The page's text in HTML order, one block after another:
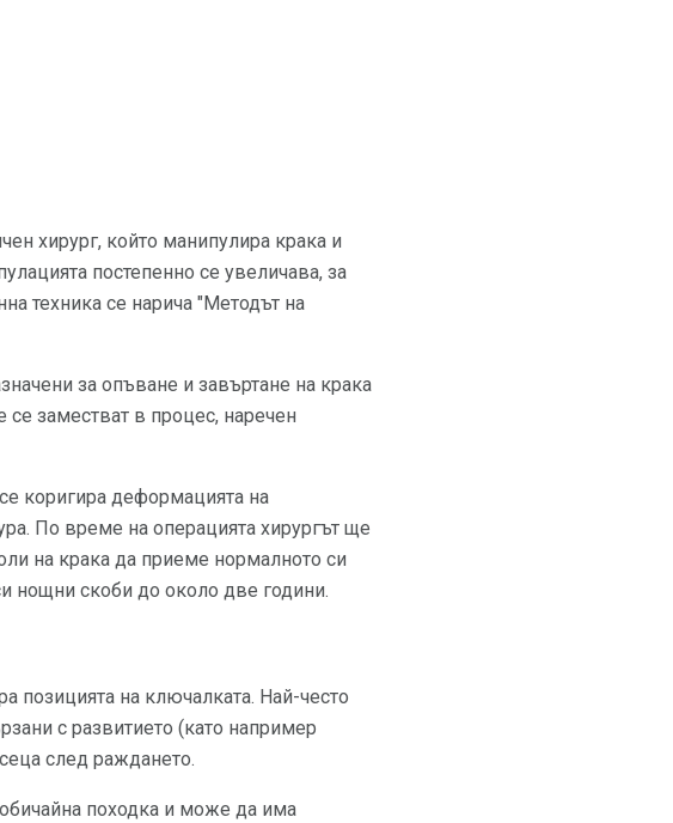
хирург, който манипулира крака и
постепенно се увеличава, за
техника се нарича "Методът на
за опъване и завъртане на крака
заместват в процес, наречен
коригира деформацията на
По време на операцията хирургът ще
на крака да приеме нормалното си
нощни скоби до около две години.
позицията на ключалката. Най-често
с развитието (като например
след раждането.
походка и може да има